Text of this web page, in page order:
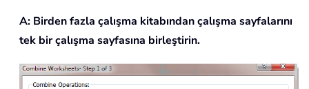
A: Birden fazla çalışma kitabından çalışma sayfalarını
tek bir çalışma sayfasına birleştirin.